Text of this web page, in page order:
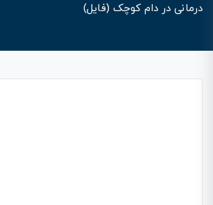
درمانی در دام کوچک (فایل)